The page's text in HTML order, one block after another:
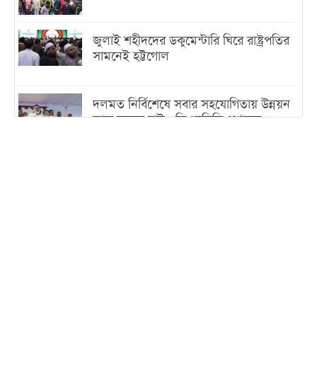
জুলাই শহীদদের ডকুমেন্টারি ঘিরে রাষ্ট্রপতির
সামনেই হট্টগোল
দলমত নির্বিশেষে সবার সহযোগিতায় উন্নয়ন
কাজ করতে চাই : ডিএনসিসি প্রশাসক